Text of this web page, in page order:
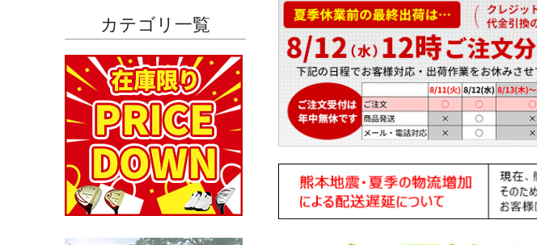
カテゴリ一覧